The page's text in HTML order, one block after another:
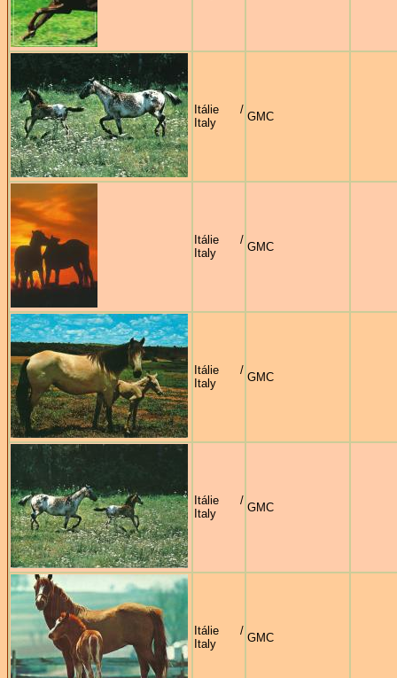
Itálie /
Italy
GMC
Itálie /
Italy
GMC
Itálie /
Italy
GMC
Itálie /
Italy
GMC
Itálie /
Italy
GMC